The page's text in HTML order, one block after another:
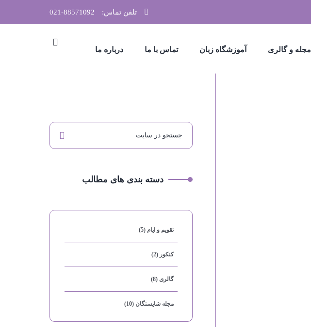
تلفن تماس: 021-88571092
مجله و گالری آموزشگاه زبان تماس با ما درباره ما
دسته بندی های مطالب
تقویم و ایام (5)
کنکور (2)
گالری (8)
مجله شایستگان (10)